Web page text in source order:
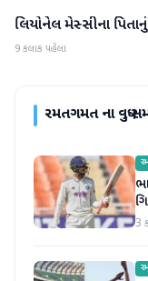
રમતગમત
લિયોનેલ મેસ્સીના
9 કલાક પહેલા
રમતગમતના વધુ
3